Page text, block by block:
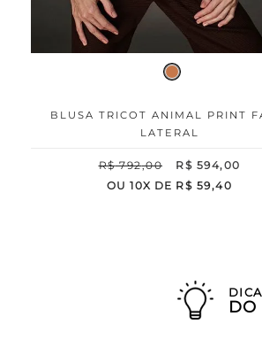
BLUSA TRICOT ANIMAL PRINT
LATERAL
R$ 792,00 R$ 594,00
OU 10X DE R$ 59,40
DO